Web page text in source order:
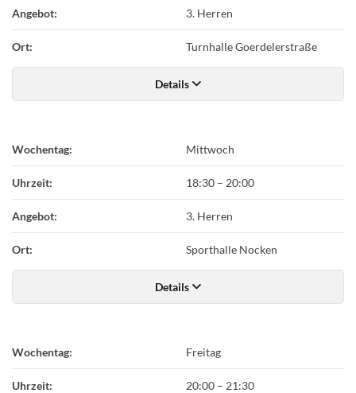
Angebot: 3. Herren
Ort: Turnhalle Goerdelerstraße
Details
Wochentag: Mittwoch
Uhrzeit: 18:30 – 20:00
Angebot: 3. Herren
Ort: Sporthalle Nocken
Details
Wochentag: Freitag
Uhrzeit: 20:00 – 21:30